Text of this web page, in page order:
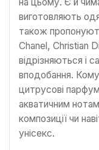
виготовляють
також
Chanel, Christian
відрізняються і
вподобання.
цитрусові
акватичним
композиції чи
унісекс.